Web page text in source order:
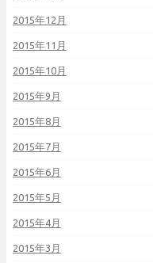
2015年12月
2015年11月
2015年10月
2015年9月
2015年8月
2015年7月
2015年6月
2015年5月
2015年4月
2015年3月